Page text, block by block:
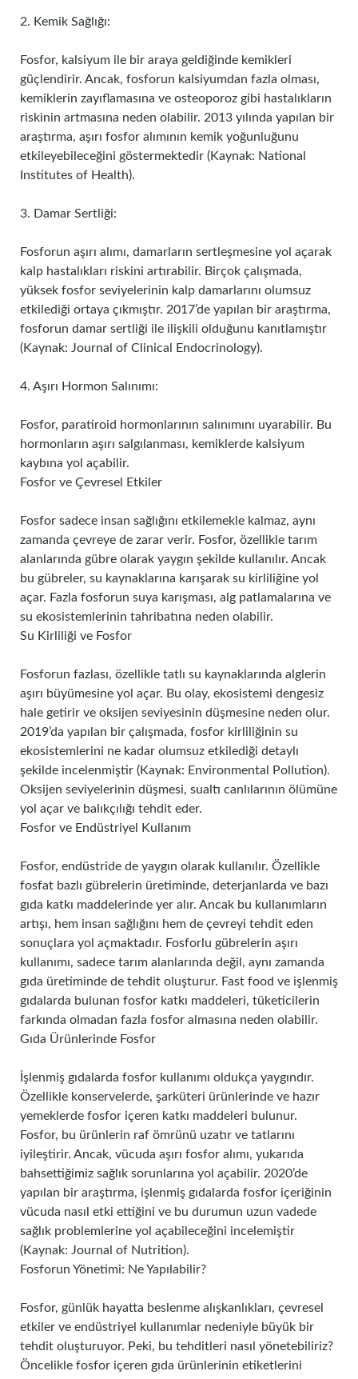
2. Kemik Sağlığı:
Fosfor, kalsiyum ile bir araya geldiğinde kemikleri
güçlendirir. Ancak, fosforun kalsiyumdan fazla olması,
kemiklerin zayıflamasına ve osteoporoz gibi hastalıkların
riskinin artmasına neden olabilir. 2013 yılında yapılan bir
araştırma, aşırı fosfor alımının kemik yoğunluğunu
etkileyebileceğini göstermektedir (Kaynak: National
Institutes of Health).
3. Damar Sertliği:
Fosforun aşırı alımı, damarların sertleşmesine yol açarak
kalp hastalıkları riskini artırabilir. Birçok çalışmada,
yüksek fosfor seviyelerinin kalp damarlarını olumsuz
etkilediği ortaya çıkmıştır. 2017’de yapılan bir araştırma,
fosforun damar sertliği ile ilişkili olduğunu kanıtlamıştır
(Kaynak: Journal of Clinical Endocrinology).
4. Aşırı Hormon Salınımı:
Fosfor, paratiroid hormonlarının salınımını uyarabilir. Bu
hormonların aşırı salgılanması, kemiklerde kalsiyum
kaybına yol açabilir.
Fosfor ve Çevresel Etkiler
Fosfor sadece insan sağlığını etkilemekle kalmaz, aynı
zamanda çevreye de zarar verir. Fosfor, özellikle tarım
alanlarında gübre olarak yaygın şekilde kullanılır. Ancak
bu gübreler, su kaynaklarına karışarak su kirliliğine yol
açar. Fazla fosforun suya karışması, alg patlamalarına ve
su ekosistemlerinin tahribatına neden olabilir.
Su Kirliliği ve Fosfor
Fosforun fazlası, özellikle tatlı su kaynaklarında alglerin
aşırı büyümesine yol açar. Bu olay, ekosistemi dengesiz
hale getirir ve oksijen seviyesinin düşmesine neden olur.
2019’da yapılan bir çalışmada, fosfor kirliliğinin su
ekosistemlerini ne kadar olumsuz etkilediği detaylı
şekilde incelenmiştir (Kaynak: Environmental Pollution).
Oksijen seviyelerinin düşmesi, sualtı canlılarının ölümüne
yol açar ve balıkçılığı tehdit eder.
Fosfor ve Endüstriyel Kullanım
Fosfor, endüstride de yaygın olarak kullanılır. Özellikle
fosfat bazlı gübrelerin üretiminde, deterjanlarda ve bazı
gıda katkı maddelerinde yer alır. Ancak bu kullanımların
artışı, hem insan sağlığını hem de çevreyi tehdit eden
sonuçlara yol açmaktadır. Fosforlu gübrelerin aşırı
kullanımı, sadece tarım alanlarında değil, aynı zamanda
gıda üretiminde de tehdit oluşturur. Fast food ve işlenmiş
gıdalarda bulunan fosfor katkı maddeleri, tüketicilerin
farkında olmadan fazla fosfor almasına neden olabilir.
Gıda Ürünlerinde Fosfor
İşlenmiş gıdalarda fosfor kullanımı oldukça yaygındır.
Özellikle konservelerde, şarküteri ürünlerinde ve hazır
yemeklerde fosfor içeren katkı maddeleri bulunur.
Fosfor, bu ürünlerin raf ömrünü uzatır ve tatlarını
iyileştirir. Ancak, vücuda aşırı fosfor alımı, yukarıda
bahsettiğimiz sağlık sorunlarına yol açabilir. 2020’de
yapılan bir araştırma, işlenmiş gıdalarda fosfor içeriğinin
vücuda nasıl etki ettiğini ve bu durumun uzun vadede
sağlık problemlerine yol açabileceğini incelemiştir
(Kaynak: Journal of Nutrition).
Fosforun Yönetimi: Ne Yapılabilir?
Fosfor, günlük hayatta beslenme alışkanlıkları, çevresel
etkiler ve endüstriyel kullanımlar nedeniyle büyük bir
tehdit oluşturuyor. Peki, bu tehditleri nasıl yönetebiliriz?
Öncelikle fosfor içeren gıda ürünlerinin etiketlerini